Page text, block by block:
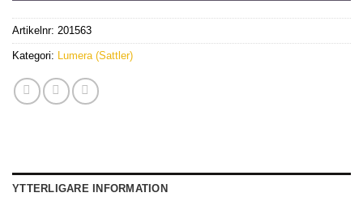
Artikelnr: 201563
Kategori: Lumera (Sattler)
YTTERLIGARE INFORMATION